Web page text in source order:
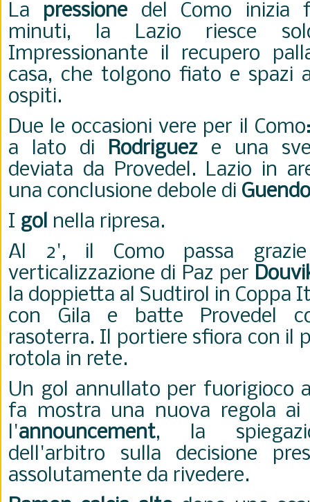
La pressionedel Como inizia
minuti, la Lazio riesce
Impressionante il recupero
casa, che tolgono fiato e spazi
ospiti.
Due le occasioni vere per il
a lato di Rodriguez e una
deviata da Provedel. Lazio in
una conclusione debole di
I gol nella ripresa.
Al 2', il Como passa
verticalizzazione di Paz per
la doppietta al Sudtirol in Coppa
con Gila e batte Provedel
rasoterra. Il portiere sfiora con il
rotola in rete.
Un gol annullato per fuorigioco
fa mostra una nuova regola
l'announcement, la
dell'arbitro sulla decisione
assolutamente da rivedere.